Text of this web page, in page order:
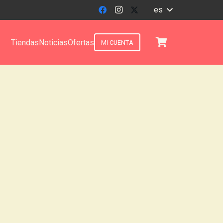
es
TiendasNoticiasOfertas MI CUENTA